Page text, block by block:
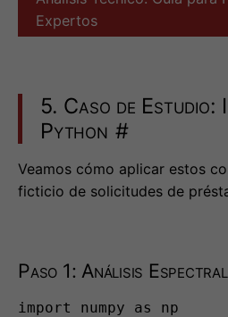
5. Caso de Estudio:
Python #
ficticio de solicitudes de
Paso 1: Análisis
from scipy.fft import
import